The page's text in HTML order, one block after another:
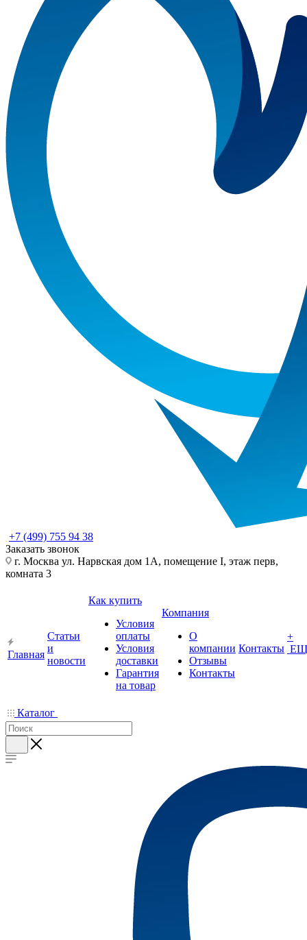
+7 (499) 755 94 38
Заказать звонок
г. Москва ул. Нарвская дом 1А, помещение I, этаж перв,
комната 3
Главная
Статьи
и
новости
Как купить
Условия
оплаты
Условия
доставки
Гарантия
на товар
Компания
О
компании
Отзывы
Контакты
Контакты
+
Каталог